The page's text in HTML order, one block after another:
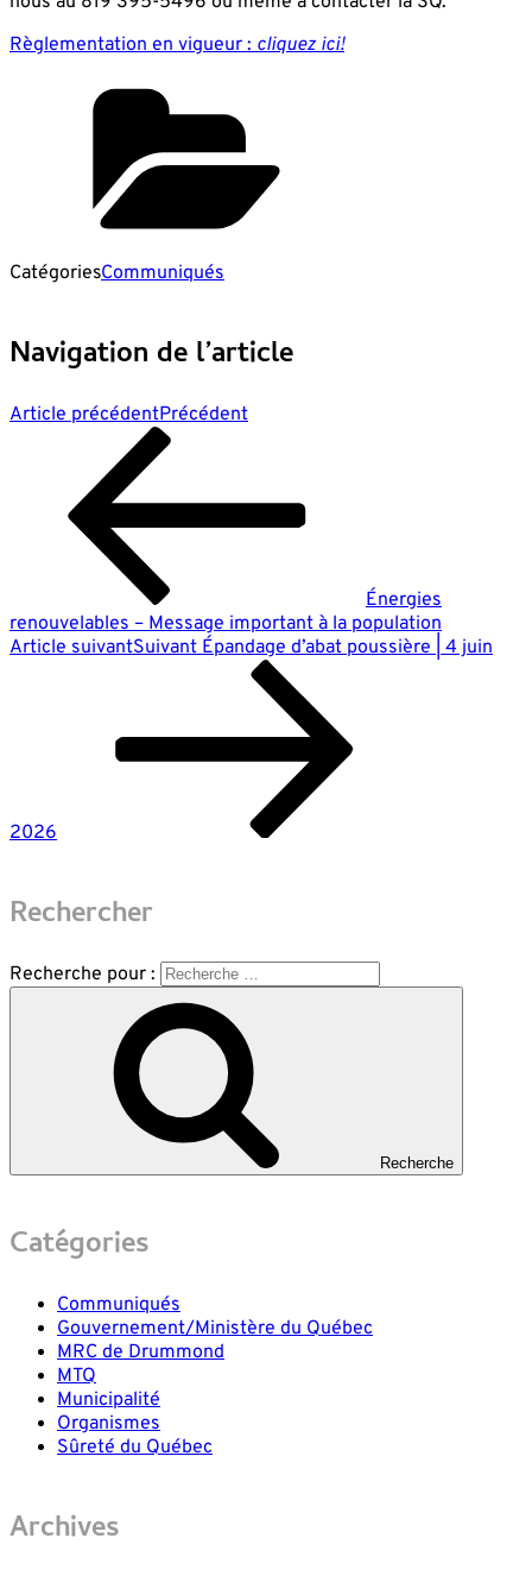
Règlementation en vigueur : cliquez ici!
CatégoriesCommuniqués
Navigation de l’article
Article précédentPrécédent
Énergies
renouvelables – Message important à la population
Article suivantSuivant Épandage d’abat poussière | 4 juin
2026
Rechercher
Recherche pour :
Recherche
Catégories
Communiqués
Gouvernement/Ministère du Québec
MRC de Drummond
MTQ
Municipalité
Organismes
Sûreté du Québec
Archives